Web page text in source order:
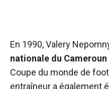
En 1990, Valery
nationale du Cameroun
Coupe du monde de
entraîneur a également
site web
fonctionne au
mieux pendant
votre visite. Si
vous refusez